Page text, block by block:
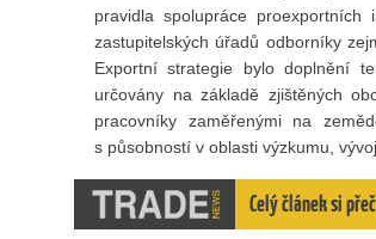
pravidla spolupráce
zastupitelských úřadů odborníky
Exportní strategie bylo doplnění
určovány na základě zjištěných
pracovníky zaměřenými na
s působností v oblasti výzkumu,
Celý článek si